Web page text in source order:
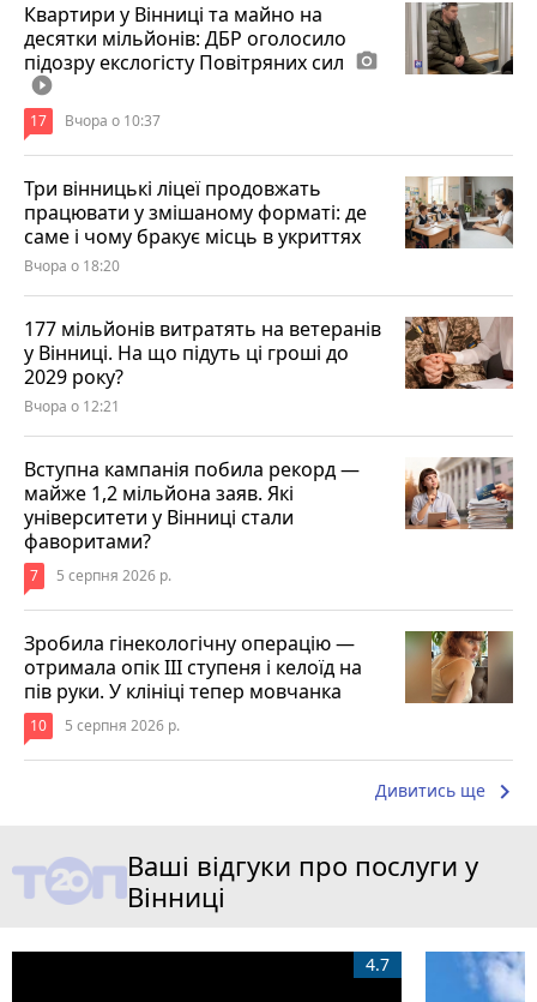
Квартири у Вінниці та майно на
десятки мільйонів: ДБР оголосило
підозру екслогісту Повітряних сил photo_camera
play_circle_filled
17 Вчора о 10:37
Три вінницькі ліцеї продовжать
працювати у змішаному форматі: де
саме і чому бракує місць в укриттях
Вчора о 18:20
177 мільйонів витратять на ветеранів
у Вінниці. На що підуть ці гроші до
2029 року?
Вчора о 12:21
Вступна кампанія побила рекорд —
майже 1,2 мільйона заяв. Які
університети у Вінниці стали
фаворитами?
7 5 серпня 2026 р.
Зробила гінекологічну операцію —
отримала опік ІІІ ступеня і келоїд на
пів руки. У клініці тепер мовчанка
10 5 серпня 2026 р.
Дивитись ще keyboard_arrow_right
Ваші відгуки про послуги у
Вінниці
4.7